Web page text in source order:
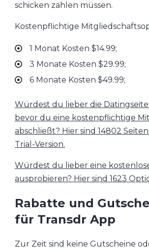
schicken zahlen müssen.
Kostenpflichtige
1 Monat Kosten $14.99;
3 Monate Kosten $29.99;
6 Monate Kosten $49.99;
Würdest du lieber die
bevor du eine kostenpflichtige
abschließt? Hier sind 14802
Trial-Version.
Würdest du lieber eine
ausprobieren? Hier sind 1623
Rabatte und
für Transdr App
Zur Zeit sind keine Gutscheine